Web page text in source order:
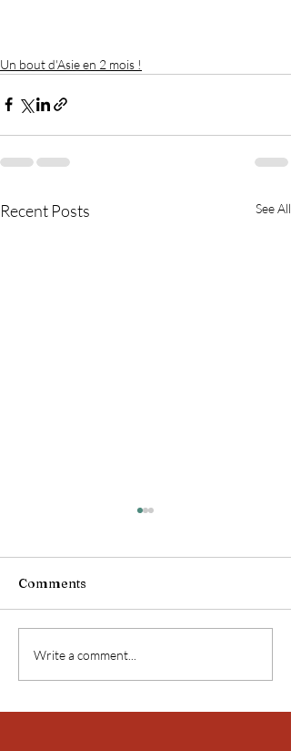
Un bout d'Asie en 2 mois !
Recent Posts See All
Birmanie !
Comments
Write a comment...